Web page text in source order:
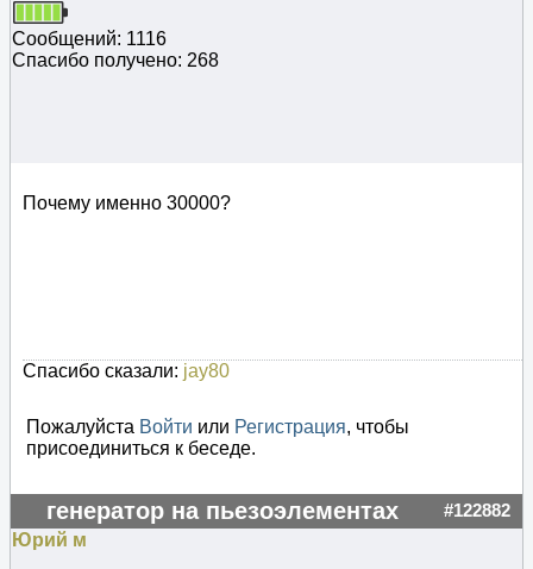
Сообщений: 1116
Спасибо получено: 268
Почему именно 30000?
Спасибо сказали: jay80
Пожалуйста Войти или Регистрация, чтобы
присоединиться к беседе.
генератор на пьезоэлементах #122882
Юрий м